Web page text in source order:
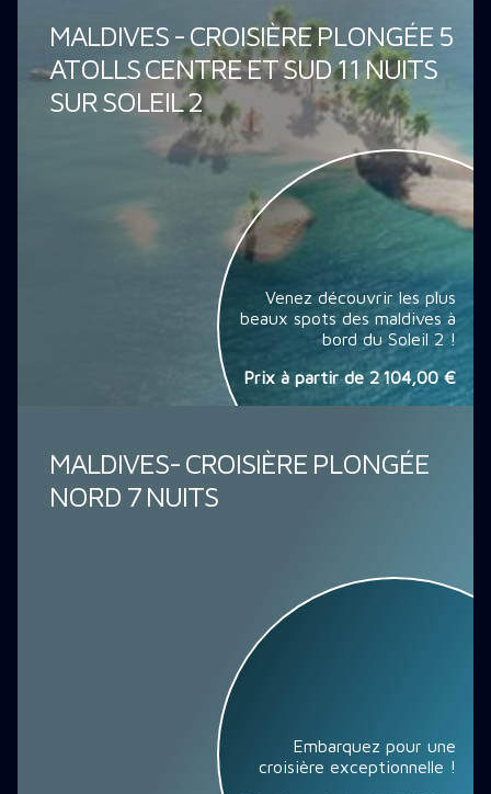
MALDIVES - CROISIÈRE PLONGÉE 5
ATOLLS CENTRE ET SUD 11 NUITS
SUR SOLEIL 2
Venez découvrir les plus
beaux spots des maldives à
bord du Soleil 2 !
Prix à partir de2 104,00 €
MALDIVES- CROISIÈRE PLONGÉE
NORD 7 NUITS
Embarquez pour une
croisière exceptionnelle !